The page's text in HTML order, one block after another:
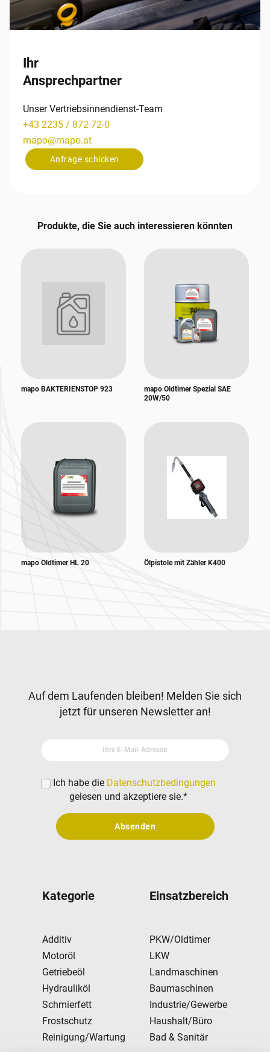
Ihr
Ansprechpartner
Unser Vertriebsinnendienst-Team
+43 2235 / 872 72-0
mapo@mapo.at
Anfrage schicken
Produkte, die Sie auch interessieren könnten
mapo BAKTERIENSTOP 923
mapo Oldtimer Spezial SAE
20W/50
mapo Oldtimer HL 20 Ölpistole mit Zähler K400
Kategorie
Additiv
Motoröl
Getriebeöl
Hydrauliköl
Schmierfett
Frostschutz
Reinigung/Wartung
Einsatzbereich
PKW/Oldtimer
LKW
Landmaschinen
Baumaschinen
Industrie/Gewerbe
Haushalt/Büro
Bad & Sanitär
Newsletter
Auf dem Laufenden bleiben! Melden Sie sich
jetzt für unseren Newsletter an!
Ihre E-Mail-Adresse
Ich habe die Datenschutzbedingungen
gelesen und akzeptiere sie.*
Absenden